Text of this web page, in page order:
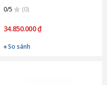
0/5
(0)
34.850.000 ₫
So sánh